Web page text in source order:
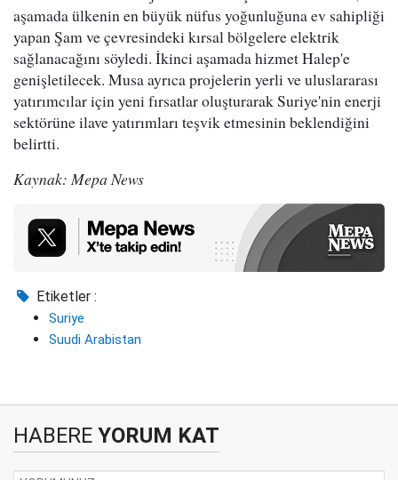
aşamada ülkenin en büyük nüfus yoğunluğuna ev sahipliği
yapan Şam ve çevresindeki kırsal bölgelere elektrik
sağlanacağını söyledi. İkinci aşamada hizmet Halep'e
genişletilecek. Musa ayrıca projelerin yerli ve uluslararası
yatırımcılar için yeni fırsatlar oluşturarak Suriye'nin enerji
sektörüne ilave yatırımları teşvik etmesinin beklendiğini
belirtti.
Kaynak: Mepa News
Etiketler :
Suriye
Suudi Arabistan
HABERE YORUM KAT